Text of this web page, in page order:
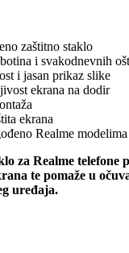
zaštitno staklo
i svakodnevnih
i jasan prikaz slike
ekrana na dodir
ekrana
Realme modelima
za Realme telefone
te pomaže u
uređaja.